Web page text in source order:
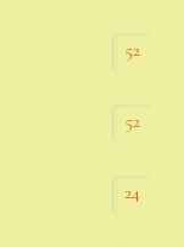
52
52
24